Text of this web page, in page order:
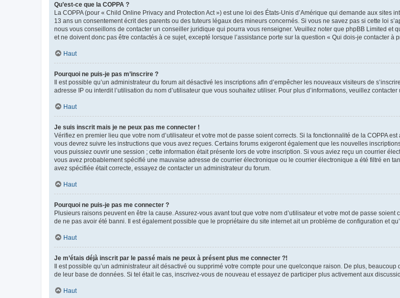
Qu’est-ce que la COPPA ?
La COPPA (pour « Child Online Privacy and Protection Act ») est une loi des États-Unis d’Amérique qui demande aux
13 ans un consentement écrit des parents ou des tuteurs légaux des mineurs concernés. Si vous ne savez pas si cette loi
nous vous conseillons de contacter un conseiller juridique qui pourra vous renseigner. Veuillez noter que phpBB Limited et
et ne doivent donc pas être contactés à ce sujet, excepté lorsque l’assistance porte sur la question « Qui dois-je contacter à
Haut
Pourquoi ne puis-je pas m’inscrire ?
Il est possible qu’un administrateur du forum ait désactivé les inscriptions afin d’empêcher les nouveaux visiteurs de
adresse IP ou interdit l’utilisation du nom d’utilisateur que vous souhaitez utiliser. Pour plus d’informations, veuillez contacter
Haut
Je suis inscrit mais je ne peux pas me connecter !
Vérifiez en premier lieu que votre nom d’utilisateur et votre mot de passe soient corrects. Si la fonctionnalité de la COPPA
vous devrez suivre les instructions que vous avez reçues. Certains forums exigeront également que les nouvelles
vous puissiez ouvrir une session ; cette information était présente lors de votre inscription. Si vous aviez reçu un courrier
vous avez probablement spécifié une mauvaise adresse de courrier électronique ou le courrier électronique a été filtré en
avez spécifiée était correcte, essayez de contacter un administrateur du forum.
Haut
Pourquoi ne puis-je pas me connecter ?
Plusieurs raisons peuvent en être la cause. Assurez-vous avant tout que votre nom d’utilisateur et votre mot de passe
de ne pas avoir été banni. Il est également possible que le propriétaire du site internet ait un problème de configuration et
Haut
Je m’étais déjà inscrit par le passé mais ne peux à présent plus me connecter ?!
Il est possible qu’un administrateur ait désactivé ou supprimé votre compte pour une quelconque raison. De plus,
de leur base de données. Si tel était le cas, inscrivez-vous de nouveau et essayez de participer plus activement aux
Haut